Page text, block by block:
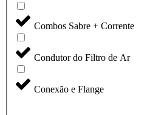
Combos Sabre + Corrente
Condutor do Filtro de Ar
Conexão e Flange